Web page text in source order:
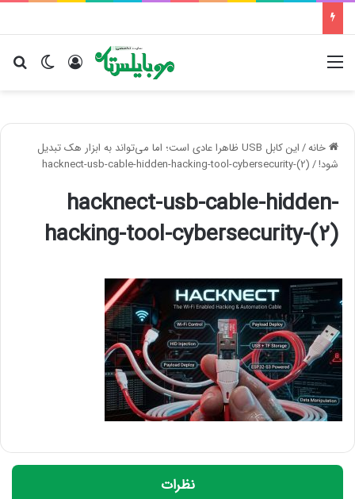
تغییر ورود
خانه/
این کابل USB ظاهرا عادی است؛ اما می‌تواند به ابزار هک تبدیل
شود!/
hacknect-usb-cable-hidden-hacking-tool-cybersecurity-(2)
hacknect-usb-cable-hidden-
hacking-tool-cybersecurity-(2)
نظرات